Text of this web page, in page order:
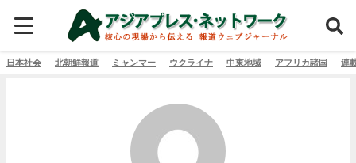
日本社会 北朝鮮報道 ミャンマー ウクライナ 中東地域 アフリカ諸国 連